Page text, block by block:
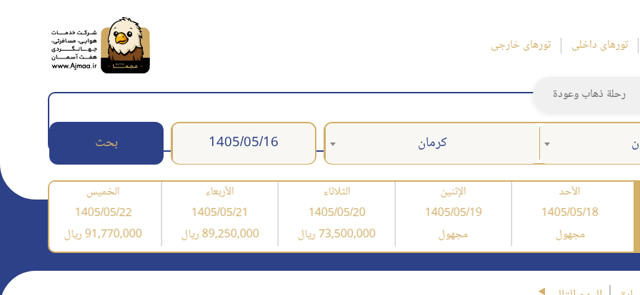
تورهای داخلی تورهای خارجی
رحلة ذهاب وعودة
كرمان بحث
الأحد
1405/05/18
مجهول
الإثنين
1405/05/19
مجهول
الثلاثاء
1405/05/20
73,500,000 ریال
الأربعاء
1405/05/21
89,250,000 ریال
الخميس
1405/05/22
91,770,000 ریال